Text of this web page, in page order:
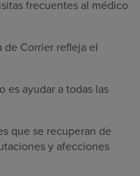
frecuentes al médico
de Corrier refleja el
es ayudar a todas las
que se recuperan de
y afecciones